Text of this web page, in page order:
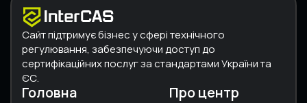
Сайт підтримує бізнес у сфері технічного
регулювання, забезпечуючи доступ до
сертифікаційних послуг за стандартами України та
ЄС.
Головна Про центр